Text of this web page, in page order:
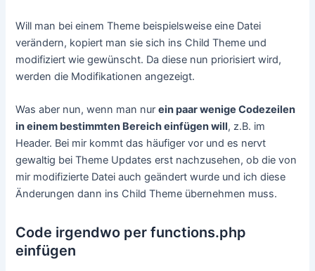
Will man bei einem Theme beispielsweise eine Datei
verändern, kopiert man sie sich ins Child Theme und
modifiziert wie gewünscht. Da diese nun priorisiert wird,
werden die Modifikationen angezeigt.
Was aber nun, wenn man nurein paar wenige Codezeilen
in einem bestimmten Bereich einfügen will, z.B. im
Header. Bei mir kommt das häufiger vor und es nervt
gewaltig bei Theme Updates erst nachzusehen, ob die von
mir modifizierte Datei auch geändert wurde und ich diese
Änderungen dann ins Child Theme übernehmen muss.
Code irgendwo per functions.php
einfügen